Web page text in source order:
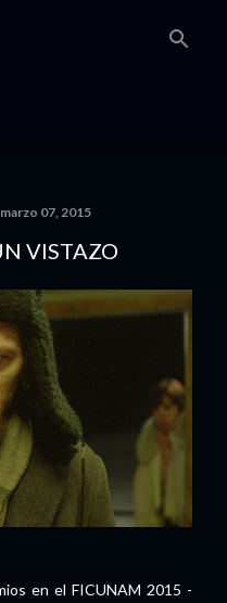
marzo 07, 2015
VISTAZO
en el FICUNAM 2015 -